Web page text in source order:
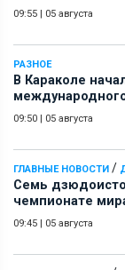
09:55 | 05 августа
РАЗНОЕ
В Караколе
09:50 | 05 августа
ГЛАВНЫЕ НОВОСТИ /
Семь
чемпионате
09:45 | 05 августа